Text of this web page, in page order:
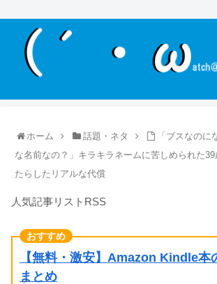
ホーム 話題・ネタ
「ブスなの
な名前なの？」キラキラネームに苦しめられた
たらしたリアルな代償
人気記事リストRSS
【無料・激安】Amazon Kindle本
まとめ